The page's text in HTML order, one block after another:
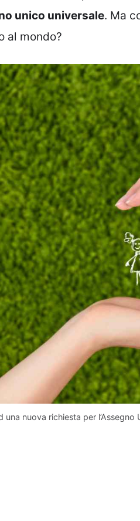
unico universale. Ma
al mondo?
una nuova richiesta per